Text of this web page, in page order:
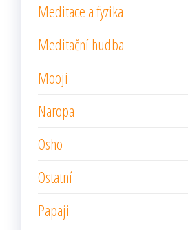
Meditace a fyzika
Meditační hudba
Mooji
Naropa
Osho
Ostatní
Papaji